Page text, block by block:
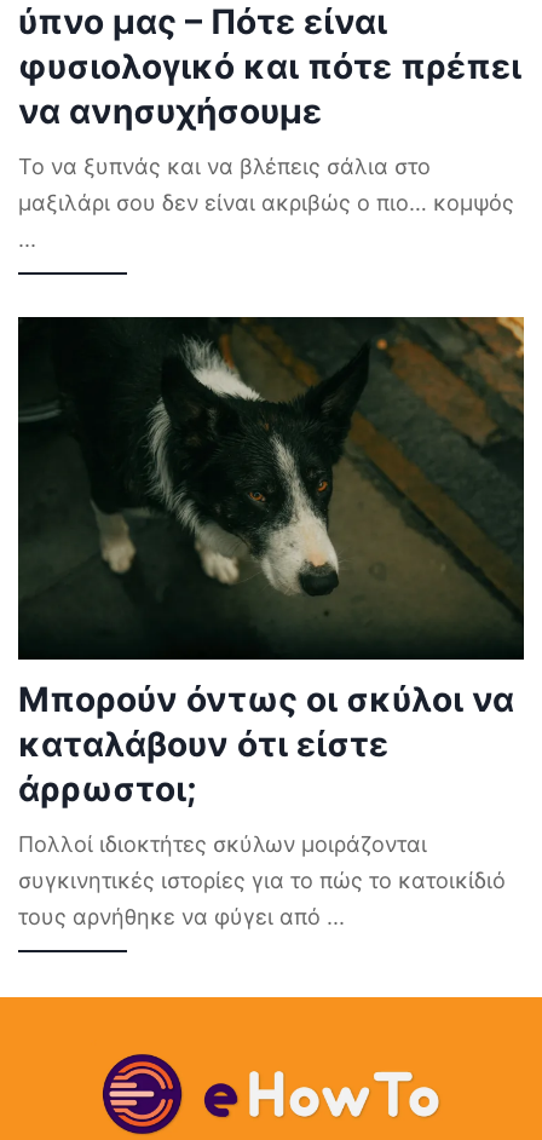
ύπνο μας – Πότε είναι
φυσιολογικό και πότε πρέπει
να ανησυχήσουμε
Το να ξυπνάς και να βλέπεις σάλια στο
μαξιλάρι σου δεν είναι ακριβώς ο πιο… κομψός
...
Μπορούν όντως οι σκύλοι να
καταλάβουν ότι είστε
άρρωστοι;
Πολλοί ιδιοκτήτες σκύλων μοιράζονται
συγκινητικές ιστορίες για το πώς το κατοικίδιό
τους αρνήθηκε να φύγει από ...